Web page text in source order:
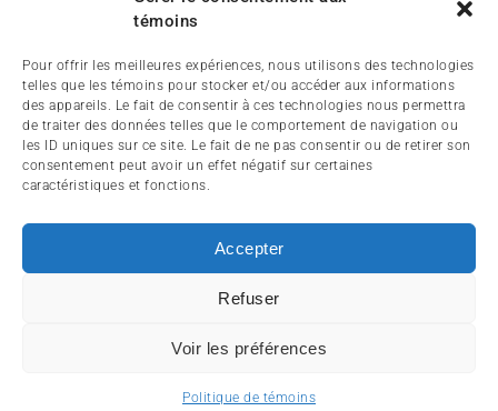
témoins
Pour offrir les meilleures expériences, nous utilisons des technologies
telles que les témoins pour stocker et/ou accéder aux informations
des appareils. Le fait de consentir à ces technologies nous permettra
de traiter des données telles que le comportement de navigation ou
les ID uniques sur ce site. Le fait de ne pas consentir ou de retirer son
consentement peut avoir un effet négatif sur certaines
caractéristiques et fonctions.
Accepter
Refuser
Voir les préférences
Politique de témoins
Nous contacter
ACCUEIL ACTUALITÉ ARTICLES
ESSAIS